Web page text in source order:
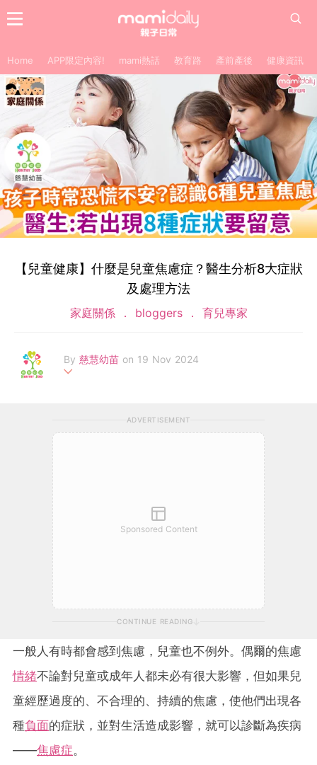
Home APP限定內容! mami熱話 教育路 產前產後 健康資訊
【兒童健康】什麼是兒童焦慮症？醫生分析8大症狀
及處理方法
家庭關係 bloggers 育兒專家
By 慈慧幼苗 on 19 Nov 2024
課程等服務，教育公眾正確的育兒知識。截至 2020年，受惠的兒
童、家長、及專業同工等超過37, 000人，受惠團體及機構超過40
ADVERTISEMENT
Sponsored Content
CONTINUE READING
一般人有時都會感到焦慮，兒童也不例外。偶爾的焦慮
情緒不論對兒童或成年人都未必有很大影響，但如果兒
童經歷過度的、不合理的、持續的焦慮，使他們出現各
種負面的症狀，並對生活造成影響，就可以診斷為疾病
——焦慮症。